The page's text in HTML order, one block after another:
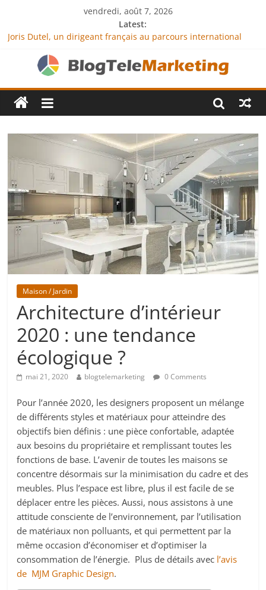
vendredi, août 7, 2026
Latest:
Joris Dutel, un dirigeant français au parcours international
Agria Assurance Animaux : comment l’entreprise se
démarque-t-elle de la concurrence ?
JCA Academy : l’excellence au service de l’indépendance
financière
Denis Bouclon : la diplomatie éducative comme moteur de
Next Terra International : des solutions logistiques au service
du commerce international
Maison / Jardin
Architecture d’intérieur
2020 : une tendance
écologique ?
mai 21, 2020 blogtelemarketing 0 Comments
Pour l’année 2020, les designers proposent un mélange
de différents styles et matériaux pour atteindre des
objectifs bien définis : une pièce confortable, adaptée
aux besoins du propriétaire et remplissant toutes les
fonctions de base. L’avenir de toutes les maisons se
concentre désormais sur la minimisation du cadre et des
meubles. Plus l’espace est libre, plus il est facile de se
déplacer entre les pièces. Aussi, nous assistons à une
attitude consciente de l’environnement, par l’utilisation
de matériaux non polluants, et qui permettent par la
même occasion d’économiser et d’optimiser la
consommation de l’énergie. Plus de détails avec l’avis
de MJM Graphic Design.